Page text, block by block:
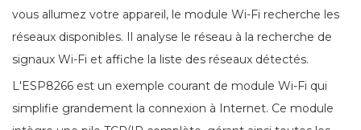
vous allumez votre appareil, le module Wi-Fi recherche les
réseaux disponibles. Il analyse le réseau à la recherche de
signaux Wi-Fi et affiche la liste des réseaux détectés.
L'ESP8266 est un exemple courant de module Wi-Fi qui
simplifie grandement la connexion à Internet. Ce module